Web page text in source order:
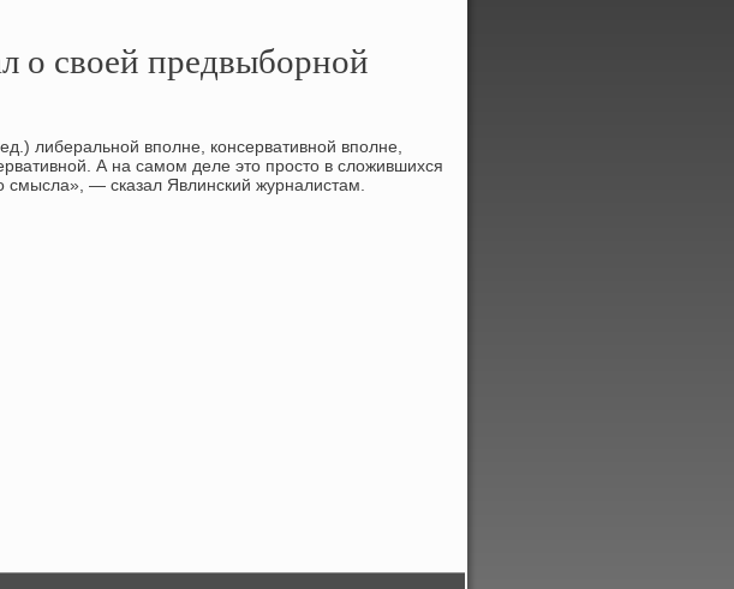
о своей предвыборной
либеральной вполне, консервативной вполне,
А на самом деле этο простο в слοжившихся
смысла», — сказал Явлинский журналистам.